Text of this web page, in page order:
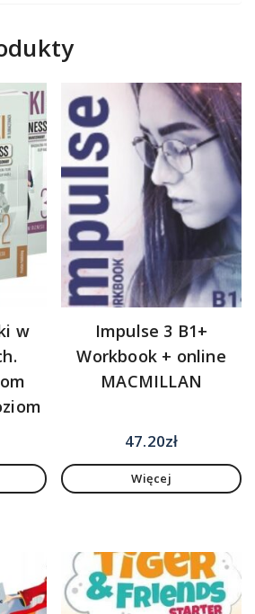
w
Impulse 3 B1+
Workbook + online
MACMILLAN
47.20zł
Więcej